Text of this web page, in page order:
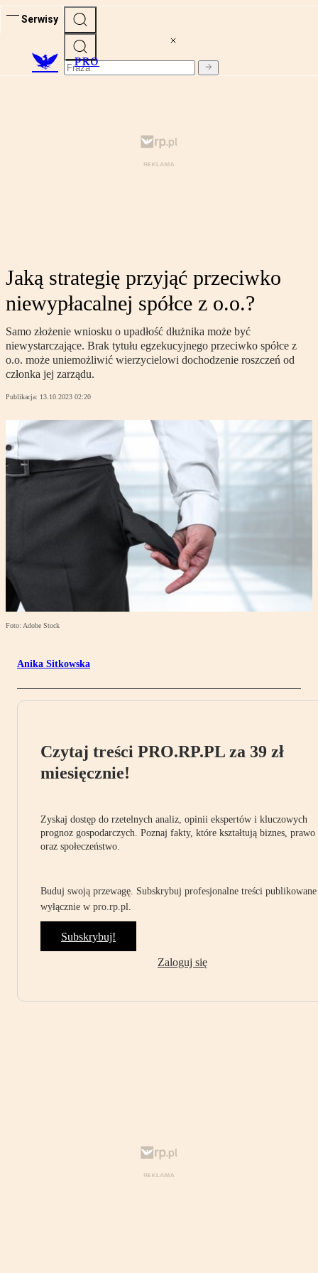
Serwisy
PRO
Jaką strategię przyjąć przeciwko
niewypłacalnej spółce z o.o.?
Samo złożenie wniosku o upadłość dłużnika może być
niewystarczające. Brak tytułu egzekucyjnego przeciwko spółce z
o.o. może uniemożliwić wierzycielowi dochodzenie roszczeń od
członka jej zarządu.
Publikacja: 13.10.2023 02:20
Foto: Adobe Stock
Anika Sitkowska
Czytaj treści PRO.RP.PL za 39 zł
miesięcznie!
Zyskaj dostęp do rzetelnych analiz, opinii ekspertów i kluczowych
prognoz gospodarczych. Poznaj fakty, które kształtują biznes, prawo
oraz społeczeństwo.
Buduj swoją przewagę. Subskrybuj profesjonalne treści publikowane
wyłącznie w pro.rp.pl.
Subskrybuj!
Zaloguj się